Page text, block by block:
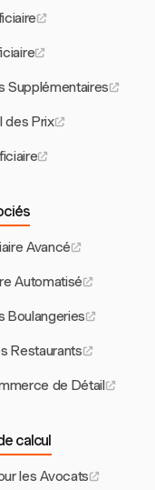
Supplémentaires
des Prix
Avancé
Automatisé
Boulangeries
Restaurants
de Détail
calcul
les Avocats